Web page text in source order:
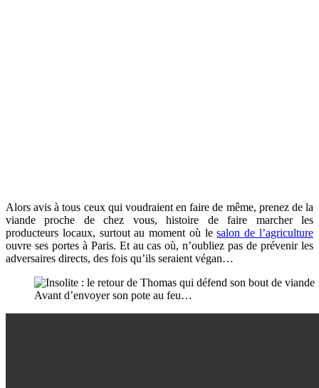
Alors avis à tous ceux qui voudraient en faire de même, prenez de la
viande proche de chez vous, histoire de faire marcher les
producteurs locaux, surtout au moment où lesalon de l’agriculture
ouvre ses portes à Paris. Et au cas où, n’oubliez pas de prévenir les
adversaires directs, des fois qu’ils seraient végan…
Avant d’envoyer son pote au feu…